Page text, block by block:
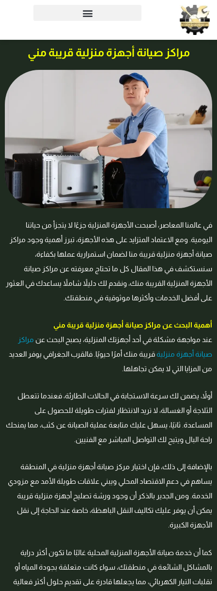
تخطي
إلى
المحتوى
مراكز صيانة أجهزة منزلية قريبة مني
في عالمنا المعاصر، أصبحت الأجهزة المنزلية جزءًا لا يتجزأ من حياتنا
اليومية. ومع الاعتماد المتزايد على هذه الأجهزة، تبرز أهمية وجود مراكز
صيانة أجهزة منزلية قريبة منا لضمان استمرارية عملها بكفاءة،
سنستكشف في هذا المقال كل ما تحتاج معرفته عن مراكز صيانة
الأجهزة المنزلية القريبة منك، ونقدم لك دليلاً شاملاً يساعدك في العثور
على أفضل الخدمات وأكثرها موثوقية في منطقتك.
أهمية البحث عن مراكز صيانة أجهزة منزلية قريبة مني
عند مواجهة مشكلة في أحد أجهزتك المنزلية، يصبح البحث عن مراكز
صيانة أجهزة منزليةقريبة منك أمرًا حيويًا. فالقرب الجغرافي يوفر العديد
من المزايا التي لا يمكن تجاهلها.
أولاً، يضمن لك سرعة الاستجابة في الحالات الطارئة، فعندما تتعطل
الثلاجة أو الغسالة، لا تريد الانتظار لفترات طويلة للحصول على
المساعدة. ثانيًا، يسهل عليك متابعة عملية الصيانة عن كثب، مما يمنحك
راحة البال ويتيح لك التواصل المباشر مع الفنيين.
بالإضافة إلى ذلك، فإن اختيار مركز صيانة أجهزة منزلية في المنطقة
يساهم في دعم الاقتصاد المحلي ويبني علاقات طويلة الأمد مع مزودي
الخدمة. ومن الجدير بالذكر أن وجود ورشة تصليح أجهزة منزلية قريبة
يمكن أن يوفر عليك تكاليف النقل الباهظة، خاصة عند الحاجة إلى نقل
الأجهزة الكبيرة.
كما أن خدمة صيانة الأجهزة المنزلية المحلية غالبًا ما تكون أكثر دراية
بالمشاكل الشائعة في منطقتك، سواء كانت متعلقة بجودة المياه أو
تقلبات التيار الكهربائي، مما يجعلها قادرة على تقديم حلول أكثر فعالية